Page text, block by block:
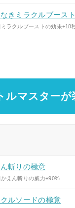
きミラクルブースト
ラクルブーストの効果+18
ルマスターが
斬りの極意
えん斬りの威力+90%
クルソードの極意